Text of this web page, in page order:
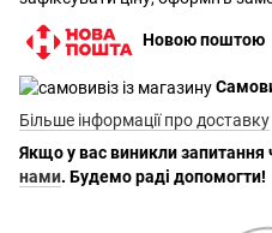
Новою поштою
Більше інформації про доставку
Якщо у вас виникли запитання
нами. Будемо раді допомогти!